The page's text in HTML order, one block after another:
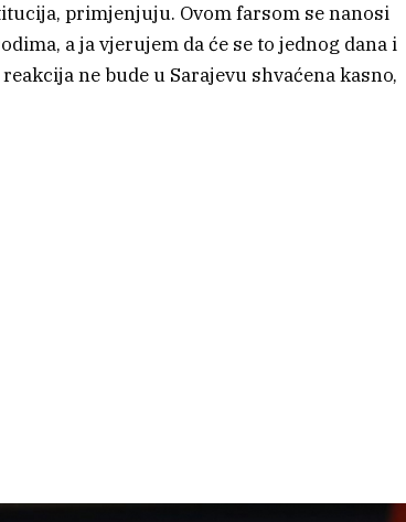
primjenjuju. Ovom farsom se nanosi
a ja vjerujem da će se to jednog dana i
ne bude u Sarajevu shvaćena kasno,